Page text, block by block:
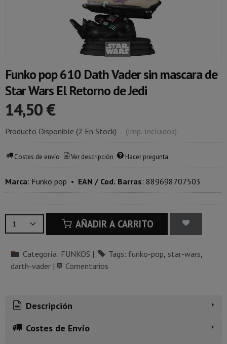
Funko pop 610 Dath Vader sin mascara de
Star Wars El Retorno de Jedi
14,50 €
Producto Disponible (2 En Stock) - (Imp. Incluidos)
Costes de envío Ver descripción Hacer pregunta
Marca: Funko pop • EAN / Cod. Barras: 889698707503
AÑADIR A CARRITO
Categoría: FUNKOS | Tags: funko-pop star-wars
darth-vader | Comentarios
Descripción
Costes de Envío